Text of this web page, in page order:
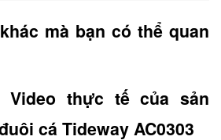
mà bạn có thể quan
thực tế của sản
cá Tideway AC0303